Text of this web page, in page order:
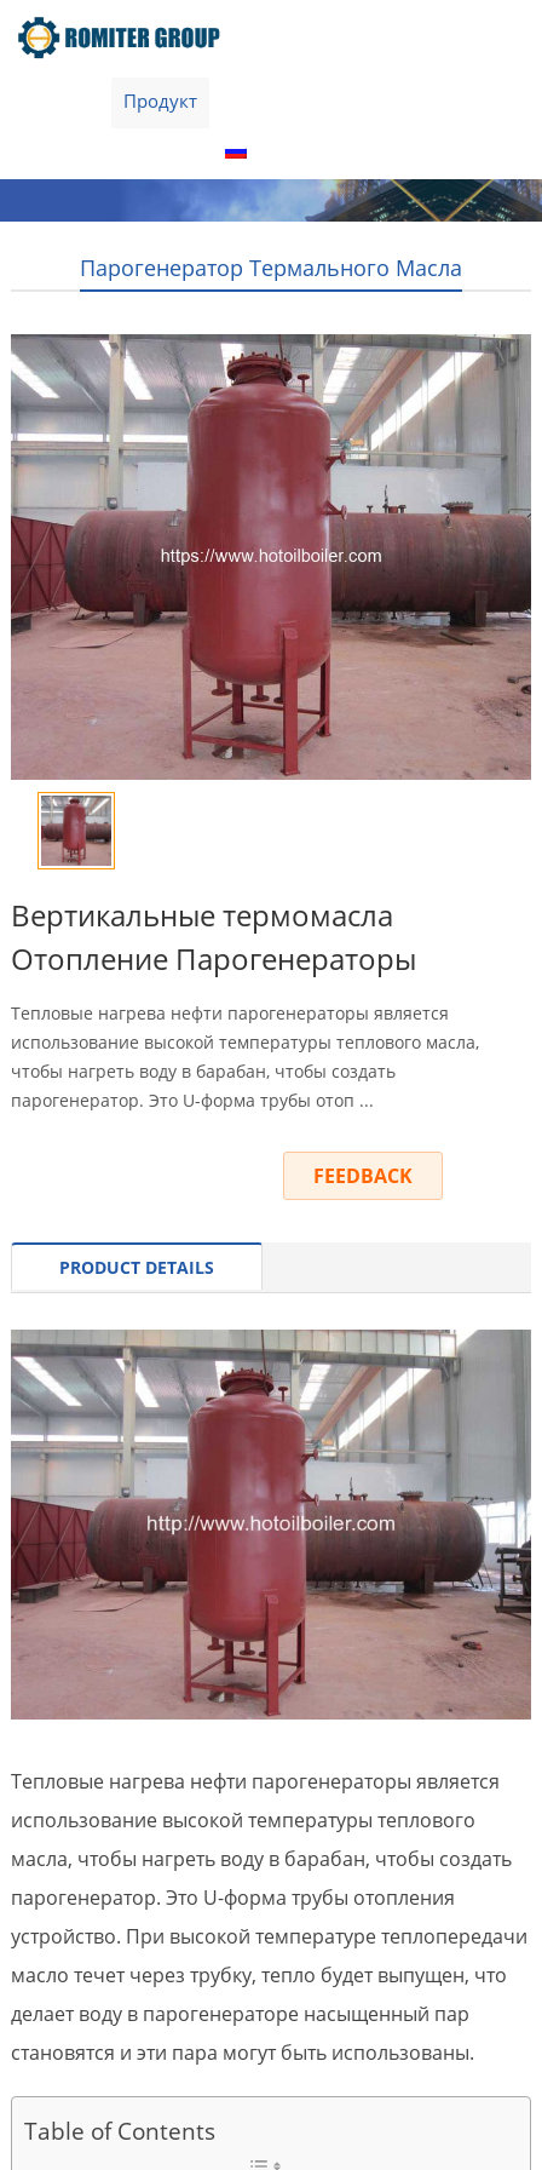
Продукт
Парогенератор Термального Масла
Вертикальные термомасла
Отопление Парогенераторы
Тепловые нагрева нефти парогенераторы является
использование высокой температуры теплового масла,
чтобы нагреть воду в барабан, чтобы создать
парогенератор. Это U-форма трубы отоп ...
FEEDBACK
PRODUCT DETAILS
Тепловые нагрева нефти парогенераторы является
использование высокой температуры теплового
масла, чтобы нагреть воду в барабан, чтобы создать
парогенератор. Это U-форма трубы отопления
устройство. При высокой температуре теплопередачи
масло течет через трубку, тепло будет выпущен, что
делает воду в парогенераторе насыщенный пар
становятся и эти пара могут быть использованы.
Table of Contents